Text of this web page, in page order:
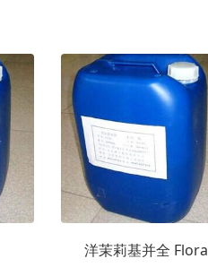
洋茉莉基并全 Flora